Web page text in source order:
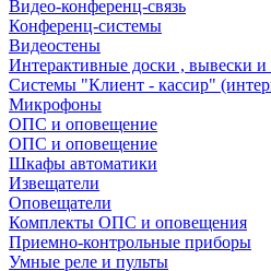
Видео-конференц-связь
Конференц-системы
Видеостены
Интерактивные доски , вывески
Системы "Клиент - кассир"
Микрофоны
ОПС и оповещение
ОПС и оповещение
Шкафы автоматики
Извещатели
Оповещатели
Комплекты ОПС и оповещения
Приемно-контрольные приборы
Умные реле и пульты